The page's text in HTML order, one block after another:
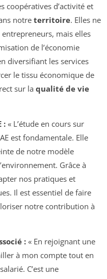
coopératives d’activité et
notreterritoire. Elles ne
mais elles
de l’économie
diversifiant les services
le tissu économique de
sur la qualité de vie
: « L’étude en cours sur
est fondamentale. Elle
de notre modèle
Grâce à
nos pratiques et
Il est essentiel de faire
notre contribution à
: « En rejoignant une
à mon compte tout en
C’est une